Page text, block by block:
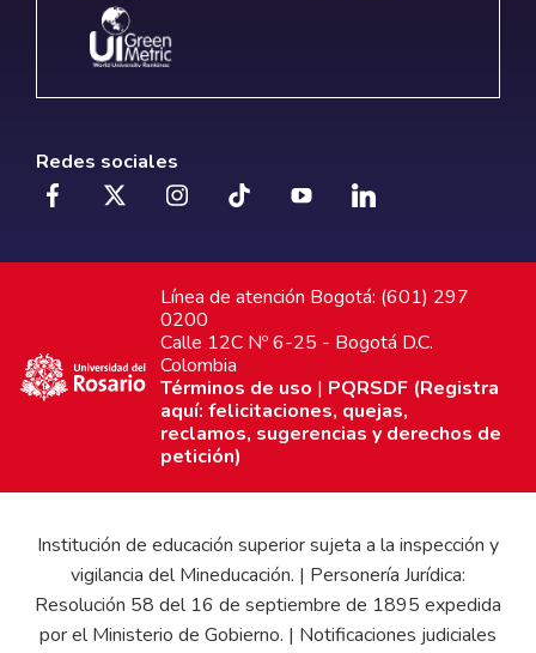
Redes sociales
Línea de atención Bogotá: (601) 297
0200
Calle 12C Nº 6-25 - Bogotá D.C.
Colombia
Términos de uso | PQRSDF (Registra
aquí: felicitaciones, quejas,
reclamos, sugerencias y derechos de
petición)
Institución de educación superior sujeta a la inspección y
vigilancia del Mineducación. | Personería Jurídica:
Resolución 58 del 16 de septiembre de 1895 expedida
por el Ministerio de Gobierno. | Notificaciones judiciales